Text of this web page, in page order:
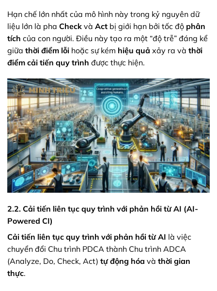
Hạn chế lớn nhất của mô hình này trong kỷ nguyên dữ
liệu lớn là pha Check và Act bị giới hạn bởi tốc độ phân
tích của con người. Điều này tạo ra một “độ trễ” đáng kể
giữa thời điểm lỗi hoặc sự kém hiệu quả xảy ra và thời
điểm cải tiến quy trình được thực hiện.
2.2. Cải tiến liên tục quy trình với phản hồi từ AI (AI-
Powered CI)
Cải tiến liên tục quy trình với phản hồi từ AI là việc
chuyển đổi Chu trình PDCA thành Chu trình ADCA
(Analyze, Do, Check, Act) tự động hóa và thời gian
thực.